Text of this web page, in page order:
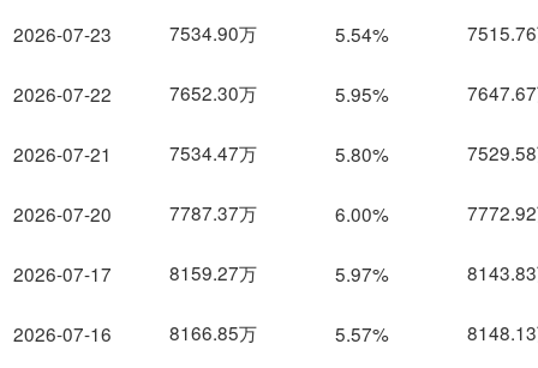
2026-07-23
2026-07-22
2026-07-21
2026-07-20
2026-07-17
2026-07-16
7534.90万 5.54%
7652.30万 5.95%
7534.47万 5.80%
7787.37万 6.00%
8159.27万 5.97%
8166.85万 5.57%